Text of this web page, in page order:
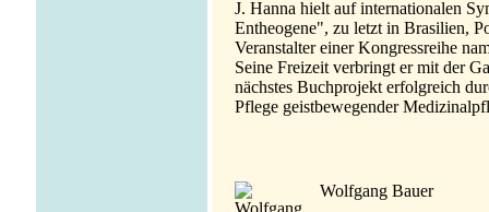
J. Hanna hielt auf internationalen
Entheogene", zu letzt in Brasilien,
Veranstalter einer Kongressreihe
Seine Freizeit verbringt er mit der
nächstes Buchprojekt erfolgreich
Pflege geistbewegender
Wolfgang Bauer